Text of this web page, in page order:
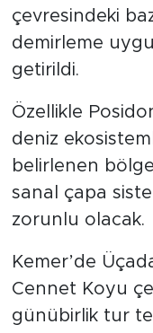
çevresindeki
demirleme
getirildi.
Özellikle
deniz
belirlenen
sanal çapa
zorunlu olacak.
Kemer’de
Cennet Koyu
günübirlik tur